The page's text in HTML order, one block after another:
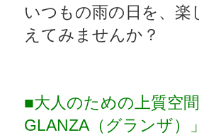
いつもの雨の日を、楽
えてみませんか？
■大人のための上質空
GLANZA（グランザ）